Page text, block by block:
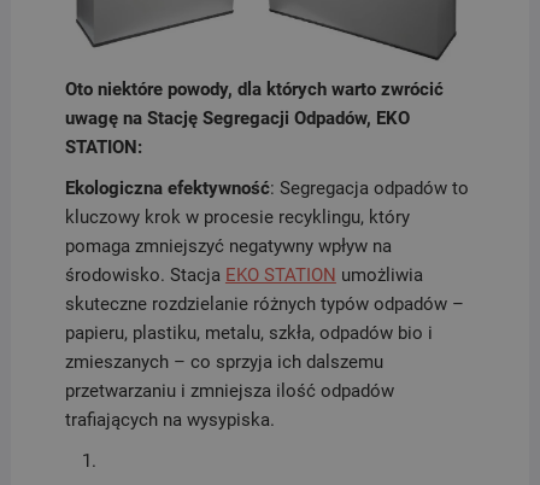
Oto niektóre powody, dla których warto zwrócić
uwagę na Stację Segregacji Odpadów, EKO
STATION:
Ekologiczna efektywność: Segregacja odpadów to
kluczowy krok w procesie recyklingu, który
pomaga zmniejszyć negatywny wpływ na
środowisko. Stacja EKO STATION umożliwia
skuteczne rozdzielanie różnych typów odpadów –
papieru, plastiku, metalu, szkła, odpadów bio i
zmieszanych – co sprzyja ich dalszemu
przetwarzaniu i zmniejsza ilość odpadów
trafiających na wysypiska.